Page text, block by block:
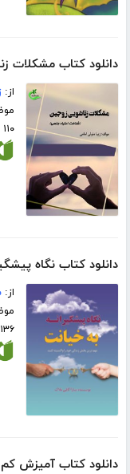
دانلود کتاب مشکلات
از:
۱۱۰ صفحه
دانلود کتاب نگاه
از:
۱۳۶ صفحه
دانلود کتاب آمیزش